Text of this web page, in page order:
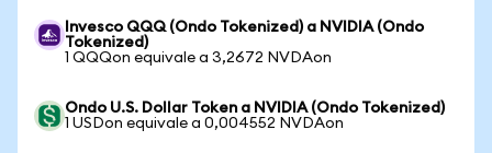
Invesco QQQ (Ondo Tokenized) a NVIDIA (Ondo
Tokenized)
1 QQQon equivale a 3,2672 NVDAon
Ondo U.S. Dollar Token a NVIDIA (Ondo Tokenized)
1 USDon equivale a 0,004552 NVDAon